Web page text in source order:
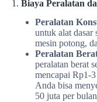
1. Biaya Peralatan
Peralatan
untuk alat dasar
mesin potong,
Peralatan
peralatan berat
mencapai Rp1-
Anda bisa
50 juta per